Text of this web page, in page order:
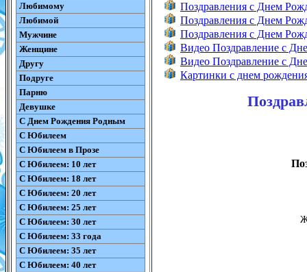
Любимому
Любимой
Мужчине
Женщине
Другу
Подруге
Парню
Девушке
С Днем Рождения Родным
С Юбилеем
С Юбилеем в Прозе
С Юбилеем: 10 лет
С Юбилеем: 18 лет
С Юбилеем: 20 лет
С Юбилеем: 25 лет
С Юбилеем: 30 лет
С Юбилеем: 33 года
С Юбилеем: 35 лет
С Юбилеем: 40 лет
Поздравления с Днем
Поздравления с Днем
Поздравления с Днем
Видео Поздравление с
Видео Поздравление с
Картинки с днем